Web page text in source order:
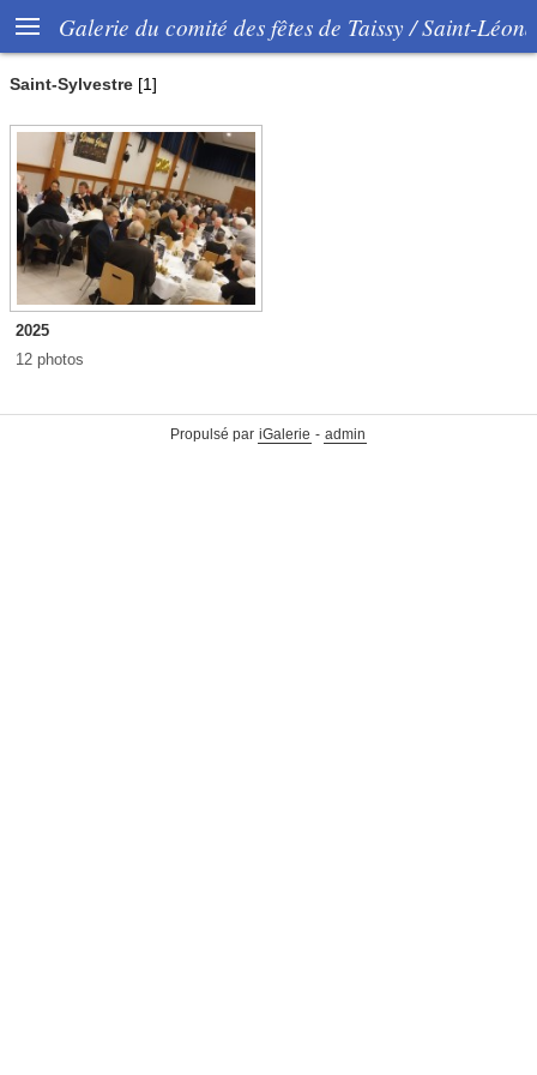
 Galerie du comité des fêtes de Taissy / Saint-
Saint-Sylvestre [1]
2025
12 photos
Propulsé par iGalerie - admin